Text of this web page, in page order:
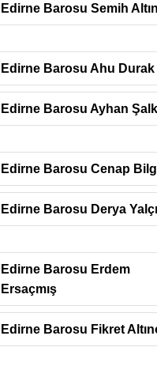
Edirne Barosu Semih
Edirne Barosu Ahu Durak
Edirne Barosu Ayhan Şalk
Edirne Barosu Cenap
Edirne Barosu Derya
Edirne Barosu Erdem
Ersaçmış
Edirne Barosu Fikret